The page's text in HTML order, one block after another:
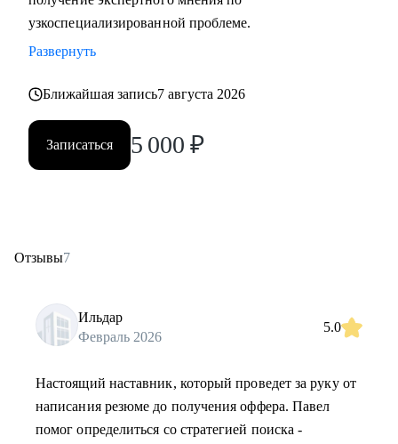
узкоспециализированной проблеме.
Развернуть
Ближайшая запись7 августа 2026
Записаться 5 000 ₽
Отзывы7
Ильдар
Февраль 2026
5.0
Настоящий наставник, который проведет за руку от
написания резюме до получения оффера. Павел
помог определиться со стратегией поиска -